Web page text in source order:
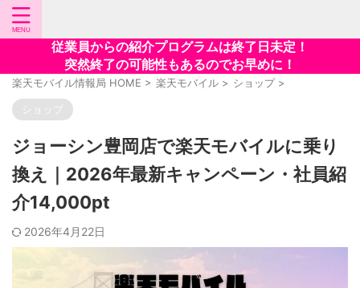
従業員からの紹介プログラムは終了日未定！
突然終了の可能性もあるのでお早めに！
楽天モバイル情報局 HOME > 楽天モバイル > ショップ >
ショップ
ジョーシン豊岡店で楽天モバイルに乗り
換え｜2026年最新キャンペーン・社員紹
介14,000pt
2026年4月22日